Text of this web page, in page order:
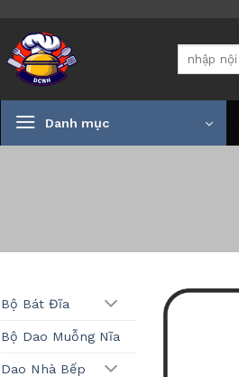
Tìm
kiếm:
Danh mục
Bộ Bát Đĩa
Bộ Dao Muỗng Nĩa
Dao Nhà Bếp